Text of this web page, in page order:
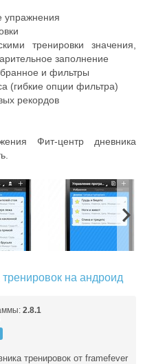
упражнения
тренировки значения,
заполнение
и фильтры
(гибкие опции фильтра)
рекордов
Фит-центр дневника
на андроид
2.8.1
тренировок от framefever